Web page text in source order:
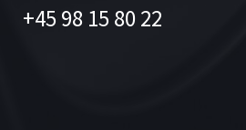
+45 98 15 80 22